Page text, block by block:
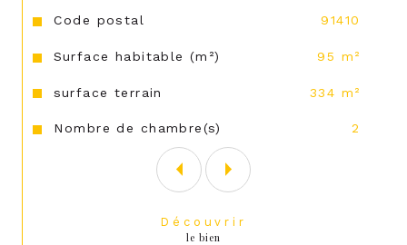
Caractéristiques Valeurs
Code postal 91410
Surface habitable (m²) 95 m²
surface terrain 334 m²
Nombre de chambre(s) 2
Découvrir
le bien